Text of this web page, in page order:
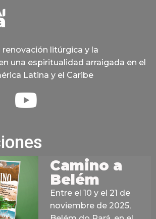
litúrgica y la
una espiritualidad arraigada en el
Latina y el Caribe
Camino a
Belém
Entre el 10 y el 21 de
noviembre de 2025,